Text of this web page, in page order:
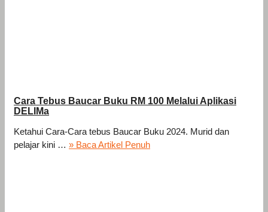
Cara Tebus Baucar Buku RM 100 Melalui Aplikasi
DELIMa
Ketahui Cara-Cara tebus Baucar Buku 2024. Murid dan
pelajar kini … » Baca Artikel Penuh